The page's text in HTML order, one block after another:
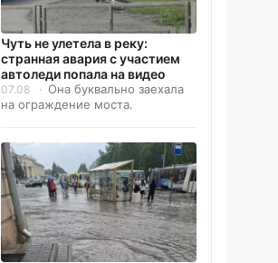
Чуть не улетела в реку:
странная авария с участием
автоледи попала на видео
07.08
Она буквально заехала
на ограждение моста.